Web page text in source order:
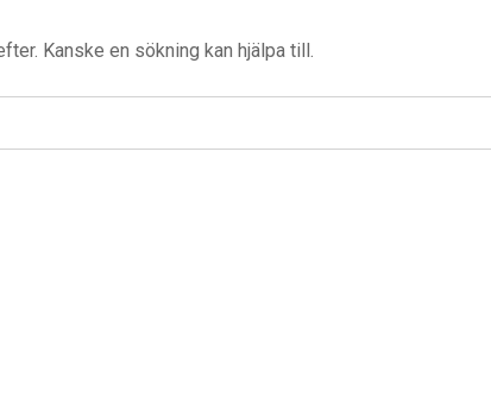
Kanske en sökning kan hjälpa till.